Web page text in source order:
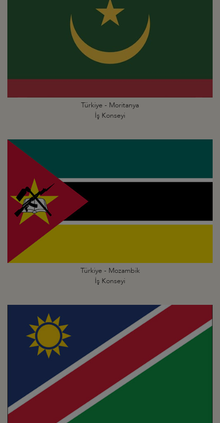
Türkiye - Moritanya
İş Konseyi
Türkiye - Mozambik
İş Konseyi